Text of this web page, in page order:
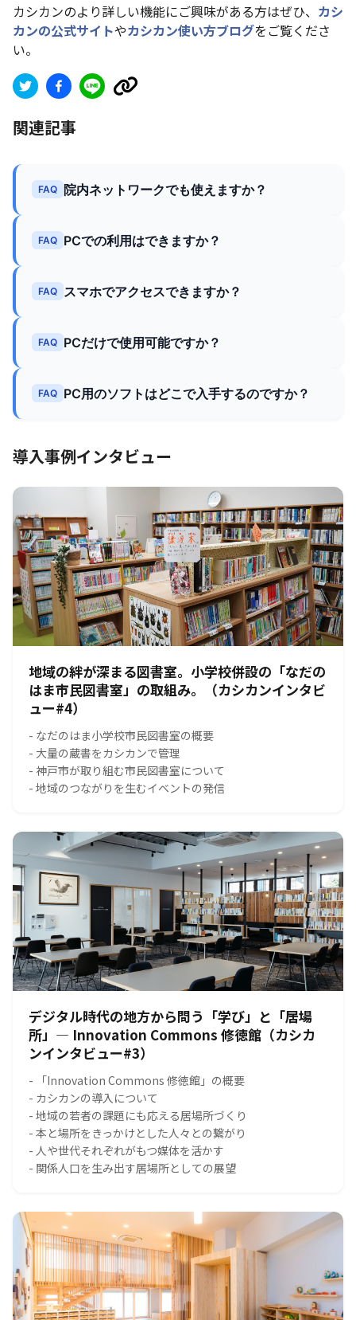
カシカンのより詳しい機能にご興味がある方はぜひ、 カシ
カンの公式サイトやカシカン使い方ブログをご覧くださ
い。
関連記事
FAQ 院内ネットワークでも使えますか？
FAQ PCでの利用はできますか？
FAQ スマホでアクセスできますか？
FAQ PCだけで使用可能ですか？
FAQ PC用のソフトはどこで入手するのですか？
導入事例インタビュー
地域の絆が深まる図書室。小学校併設の「なだの
はま市民図書室」の取組み。（カシカンインタビ
ュー#4）
- なだのはま小学校市民図書室の概要
- 大量の蔵書をカシカンで管理
- 神戸市が取り組む市民図書室について
- 地域のつながりを生むイベントの発信
デジタル時代の地方から問う「学び」と「居場
所」― Innovation Commons 修徳館（カシカ
ンインタビュー#3）
- 「Innovation Commons 修徳館」の概要
- カシカンの導入について
- 地域の若者の課題にも応える居場所づくり
- 本と場所をきっかけとした人々との繋がり
- 人や世代それぞれがもつ媒体を活かす
- 関係人口を生み出す居場所としての展望